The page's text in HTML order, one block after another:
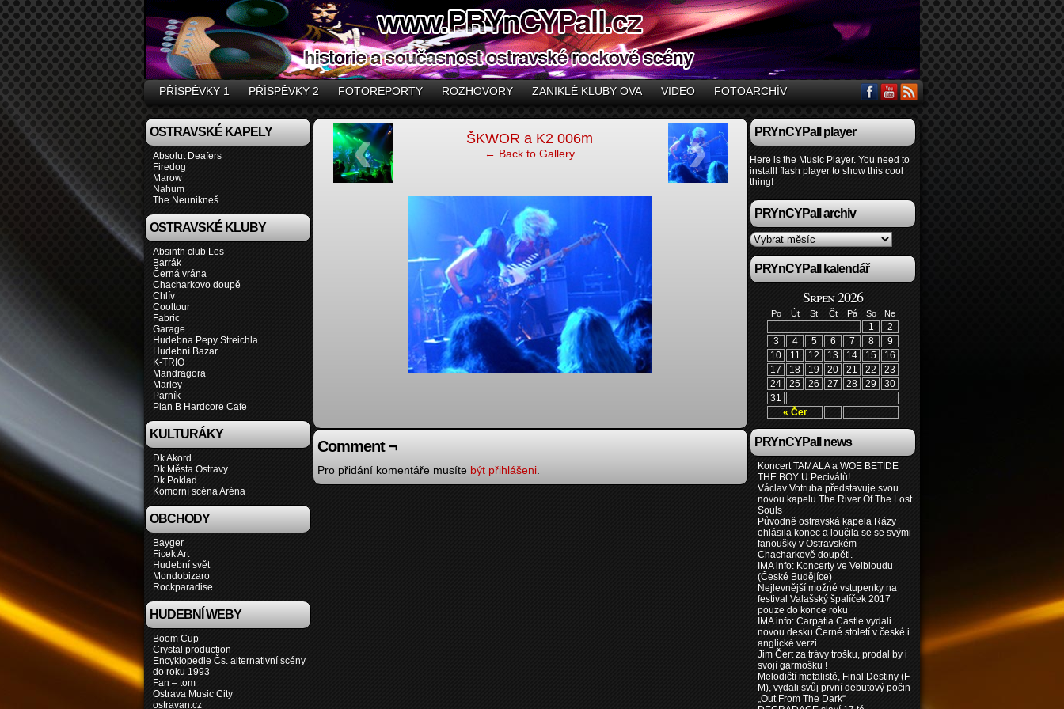
PŘÍSPĚVKY 1 PŘÍSPĚVKY 2 FOTOREPORTY ROZHOVORY ZANIKLÉ KLUBY OVA VIDEO FOTOARCHÍV
OSTRAVSKÉ KAPELY
Absolut Deafers
Firedog
Marow
Nahum
The Neunikneš
OSTRAVSKÉ KLUBY
Absinth club Les
Barrák
Černá vrána
Chacharkovo doupě
Chlív
Cooltour
Fabric
Garage
Hudebna Pepy Streichla
Hudební Bazar
K-TRIO
Mandragora
Marley
Parník
Plan B Hardcore Cafe
KULTURÁKY
Dk Akord
Dk Města Ostravy
Dk Poklad
Komorní scéna Aréna
OBCHODY
Bayger
Ficek Art
Hudební svět
Mondobizaro
Rockparadise
HUDEBNÍ WEBY
Boom Cup
Crystal production
Encyklopedie Čs. alternativní scény
do roku 1993
Fan – tom
Ostrava Music City
ostravan.cz
‹ ŠKWOR a K2 006m
← Back to Gallery ›
Comment ¬
Pro přidání komentáře musíte být přihlášeni
PRYnCYPall player
Here is the Music Player. You need to
installl flash player to show this cool
thing!
PRYnCYPall archiv
PRYnCYPall kalendář
Srpen 2026
Po Út St Čt Pá So Ne
« Čer
1
2
3
4 5 6 7 8
9
10
11 12 13 14 15
16
17
18 19 20 21 22
23
24
25 26 27 28 29
30
31
PRYnCYPall news
Koncert TAMALA a WOE BETIDE
THE BOY U Peciválů!
Václav Votruba představuje svou
novou kapelu The River Of The Lost
Souls
Původně ostravská kapela Rázy
ohlásila konec a loučila se se svými
fanoušky v Ostravském
Chacharkově doupěti.
IMA info: Koncerty ve Velbloudu
(České Budějíce)
Nejlevnější možné vstupenky na
festival Valašský špalíček 2017
pouze do konce roku
IMA info: Carpatia Castle vydali
novou desku Černé století v české i
anglické verzi.
Jim Čert za trávy trošku, prodal by i
svojí garmošku !
Melodičtí metalisté, Final Destiny (F-
M), vydali svůj první debutový počin
„Out From The Dark“